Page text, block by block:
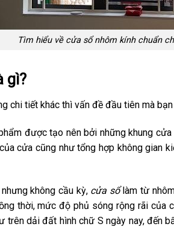
Tìm hiểu về cửa sổ nhôm kính chuẩn
gì?
chi tiết khác thì vấn đề đầu tiên mà
được tạo nên bởi những khung
cửa cũng như tổng hợp không gian
không cầu kỳ, cửa sổlàm từ
thời, mức độ phủ sóng rộng rãi
trên dải đất hình chữ S ngày nay, đến